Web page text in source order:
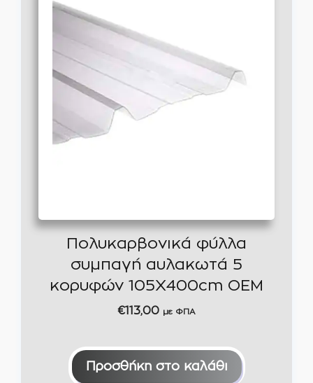
Πολυκαρβονικά φύλλα
συμπαγή αυλακωτά 5
κορυφών 105Χ400cm OEM
€113,00 με ΦΠΑ
Προσθήκη στο καλάθι